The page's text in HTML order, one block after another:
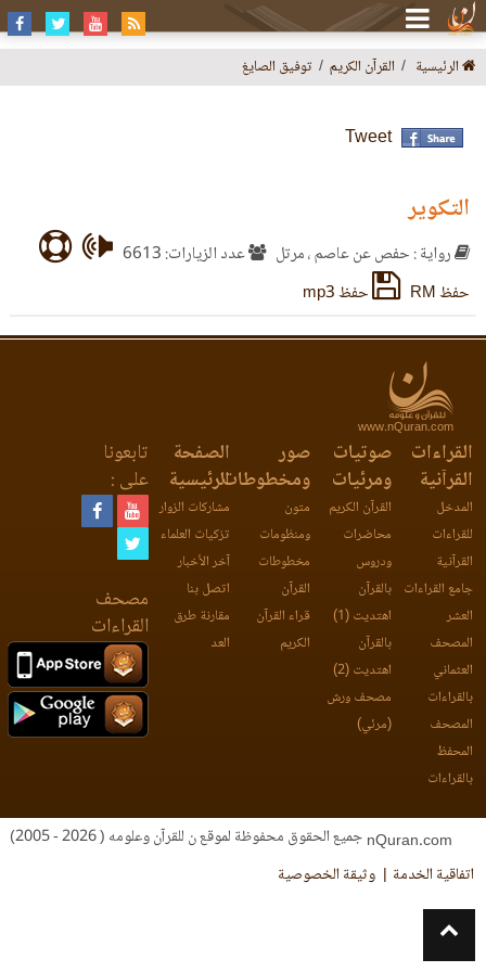
الرئيسية القرآن الكريم توفيق الصايغ
Tweet
التكوير
رواية : حفص عن عاصم ، مرتل
عدد الزيارات: 6613
حفظ RM
حفظ mp3
www.nQuran.com
القراءات
القرآنية
المدخل
للقراءات
القرآنية
جامع القراءات
العشر
المصحف
العثماني
بالقراءات
المصحف
المحفظ
بالقراءات
صوتيات
ومرئيات
القرآن الكريم
محاضرات
ودروس
بالقرآن
اهتديت (1)
بالقرآن
اهتديت (2)
مصحف ورش
(مرئي)
صور
ومخطوطات
متون
ومنظومات
مخطوطات
القرآن
قراء القرآن
الكريم
الصفحة
الرئيسية
مشاركات الزوار
تزكيات العلماء
آخر الأخبار
اتصل بنا
مقارنة طرق
العد
تابعونا
على :
مصحف
القراءات
جميع الحقوق محفوظة لموقع ن للقرآن وعلومه ( 2026 - 2005)
اتفاقية الخدمة
وثيقة الخصوصية